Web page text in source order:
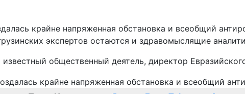
крайне напряженная обстановка и всеобщий
экспертов остаются и здравомыслящие
общественный деятель, директор